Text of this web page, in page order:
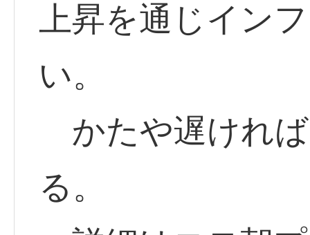
上昇を通じイン
い。
かたや遅けれ
る。